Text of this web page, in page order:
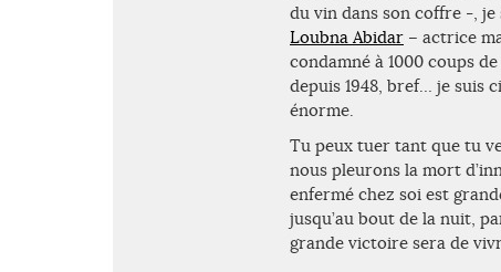
du vin dans son coffre -,
Loubna Abidar – actrice
condamné à 1000 coups
depuis 1948, bref… je suis
énorme.
Tu peux tuer tant que tu
nous pleurons la mort
enfermé chez soi est
jusqu’au bout de la nuit,
grande victoire sera de